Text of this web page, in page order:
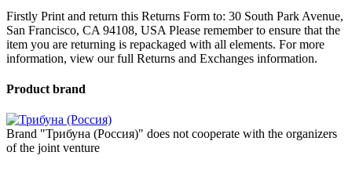
Firstly Print and return this Returns Form to: 30 South Park Avenue,
San Francisco, CA 94108, USA Please remember to ensure that the
item you are returning is repackaged with all elements. For more
information, view our full Returns and Exchanges information.
Product brand
Brand "Трибуна (Россия)" does not cooperate with the organizers
of the joint venture